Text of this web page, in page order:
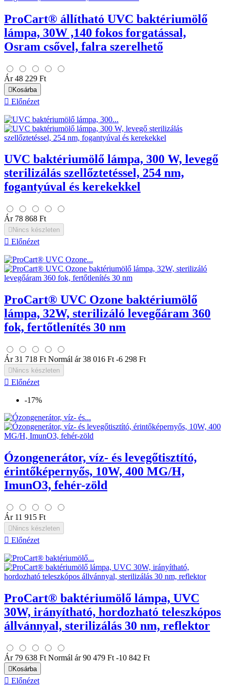
ProCart® állítható UVC baktériumölő
lámpa, 30W ,140 fokos forgatással,
Osram csővel, falra szerelhető
Ár 48 229 Ft
Kosárba
 Előnézet
UVC baktériumölő lámpa, 300 W, levegő
sterilizálás szellőztetéssel, 254 nm,
fogantyúval és kerekekkel
Ár 78 868 Ft
 Nincs készleten
 Előnézet
ProCart® UVC Ozone baktériumölő
lámpa, 32W, sterilizáló levegőáram 360
fok, fertőtlenítés 30 nm
Ár 31 718 Ft Normál ár 38 016 Ft -6 298 Ft
 Nincs készleten
 Előnézet
-17%
Ózongenerátor, víz- és levegőtisztító,
érintőképernyős, 10W, 400 MG/H,
ImunO3, fehér-zöld
Ár 11 915 Ft
 Nincs készleten
 Előnézet
ProCart® baktériumölő lámpa, UVC
30W, irányítható, hordozható teleszkópos
állvánnyal, sterilizálás 30 nm, reflektor
Ár 79 638 Ft Normál ár 90 479 Ft -10 842 Ft
 Kosárba
 Előnézet